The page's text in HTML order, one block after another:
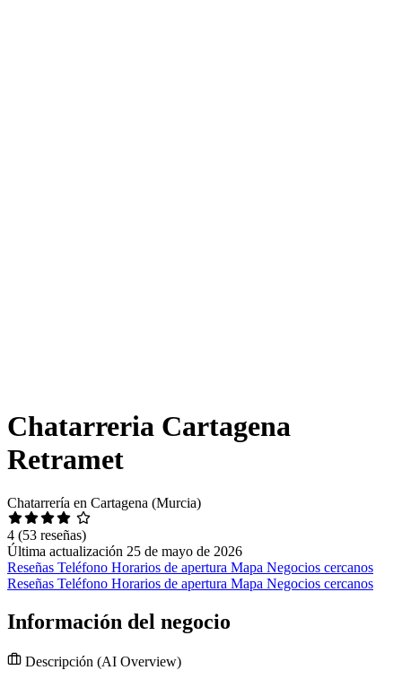
Chatarreria Cartagena
Retramet
Chatarrería en Cartagena (Murcia)
4 (53 reseñas)
Última actualización 25 de mayo de 2026
Reseñas Teléfono Horarios de apertura Mapa Negocios cercanos
Reseñas Teléfono Horarios de apertura Mapa Negocios cercanos
Información del negocio
Descripción (AI Overview)